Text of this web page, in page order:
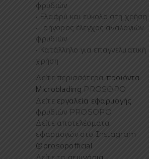
φρυδιών
• Ελαφρύ και εύκολο στη χρήση
• Γρήγορος έλεγχος αναλογιών
φρυδιών
• Κατάλληλο για επαγγελματική
χρήση
Δείτε περισσότερα προϊόντα
Microblading PROSOPO
Δείτε εργαλεία εφαρμογής
φρυδιών PROSOPO
Δείτε αποτελέσματα
εφαρμογών στο Instagram
@prosopofficial
σεμινάρια